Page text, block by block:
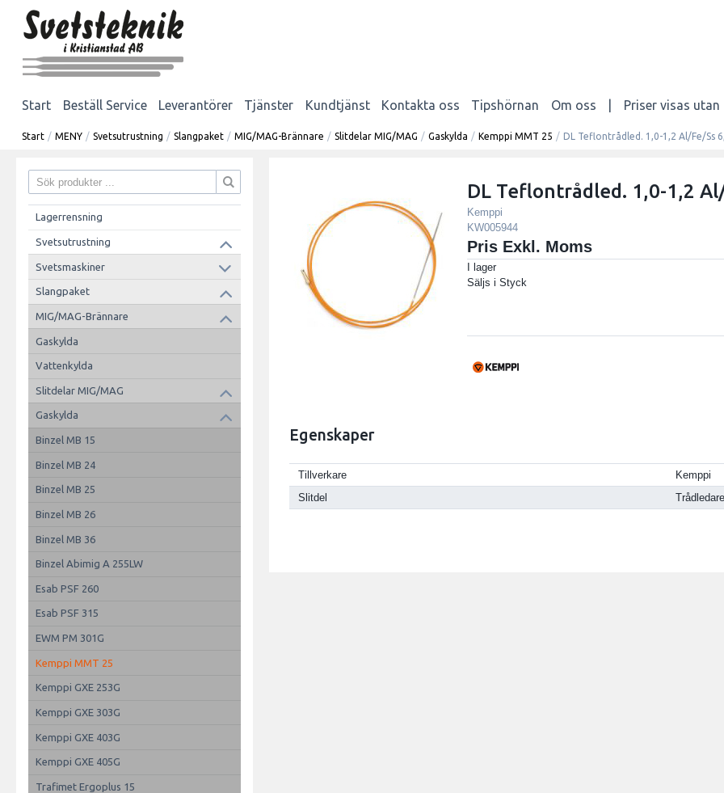
Start Beställ Service Leverantörer Tjänster Kundtjänst Kontakta oss Tipshörnan Om oss Priser visas utan
Start / MENY / Svetsutrustning / Slangpaket / MIG/MAG-Brännare / Slitdelar MIG/MAG / Gaskylda / Kemppi MMT 25 / DL Teflontrådled. 1,0-1,2 Al/Fe/Ss
Lagerrensning
Svetsutrustning
Svetsmaskiner
Slangpaket
MIG/MAG-Brännare
Gaskylda
Vattenkylda
Slitdelar MIG/MAG
Gaskylda
Binzel MB 15
Binzel MB 24
Binzel MB 25
Binzel MB 26
Binzel MB 36
Binzel Abimig A 255LW
Esab PSF 260
Esab PSF 315
EWM PM 301G
Kemppi MMT 25
Kemppi GXE 253G
Kemppi GXE 303G
Kemppi GXE 403G
Kemppi GXE 405G
Trafimet Ergoplus 15
DL Teflontrådled. 1,0-1,2
Kemppi
KW005944
Pris Exkl. Moms
I lager
Säljs iStyck
Egenskaper
Tillverkare
Kemppi
Slitdel
Trådledare